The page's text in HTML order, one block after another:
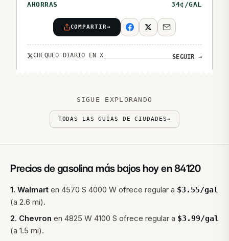
AHORRAS 34¢/GAL
COMPARTIR→
CHEQUEO DIARIO EN X SEGUIR →
SIGUE EXPLORANDO
TODAS LAS GUÍAS DE CIUDADES→
Precios de gasolina más bajos hoy en84120
1. Walmart en 4570 S 4000 W ofrece regular a $3.55/gal
(a 2.6 mi).
2. Chevron en 4825 W 4100 S ofrece regular a $3.99/gal
(a 1.5 mi).